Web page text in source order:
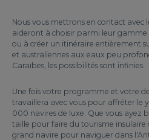
Nous vous mettrons en contact avec
aideront à choisir parmi leur
ou à créer un itinéraire entièrement
et australiennes aux eaux peu
Caraïbes, les possibilités sont infinies.
Une fois votre programme et votre
travaillera avec vous pour affréter le
000 navires de luxe. Que vous ayez
taille pour faire du tourisme insulaire
grand navire pour naviguer dans